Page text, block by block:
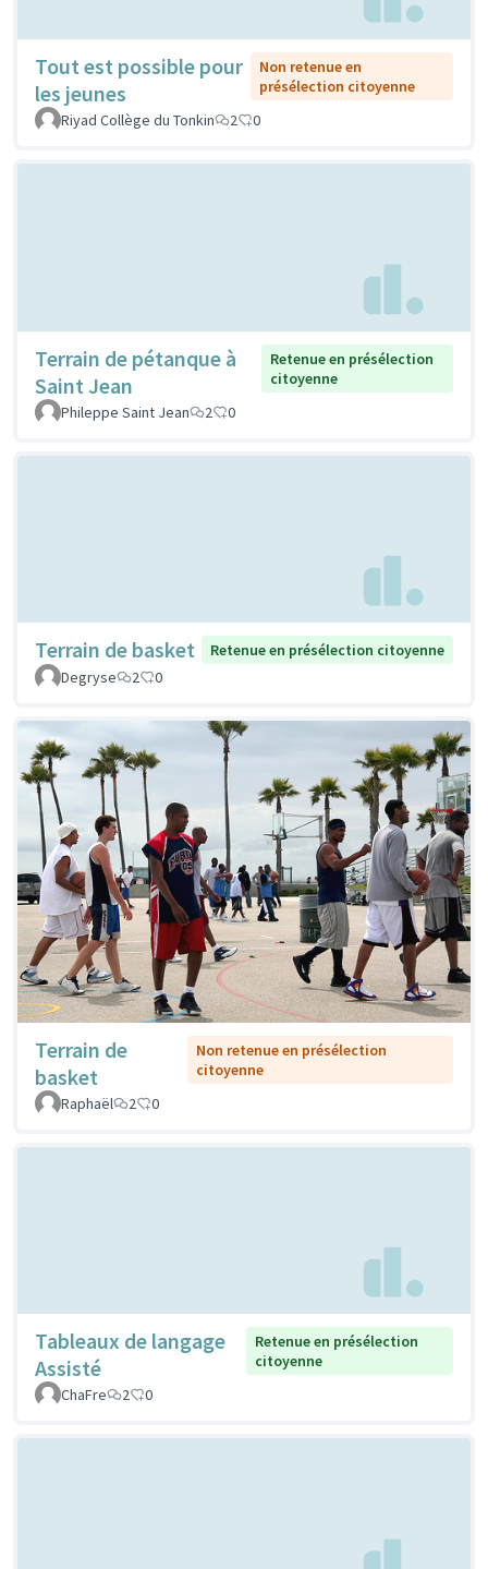
Tout est possible pour
les jeunes
Non retenue en
présélection citoyenne
Riyad Collège du Tonkin
2 0
Terrain de pétanque à
Saint Jean
Retenue en présélection
citoyenne
Phileppe Saint Jean
2 0
Terrain de basket
Retenue en présélection citoyenne
Degryse
2 0
Terrain de
basket
Non retenue en présélection
citoyenne
Raphaël
2 0
Tableaux de langage
Assisté
Retenue en présélection
citoyenne
ChaFre
2 0